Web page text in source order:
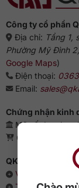
Công ty cổ phần
Địa chỉ: Tầng 1,
Phường Mỹ Đình
Google Maps)
Điện thoại:
Email:
Chứng nhận kinh
Mã số doanh
Giấy phép bán
QKAWine -
Về chúng tôi